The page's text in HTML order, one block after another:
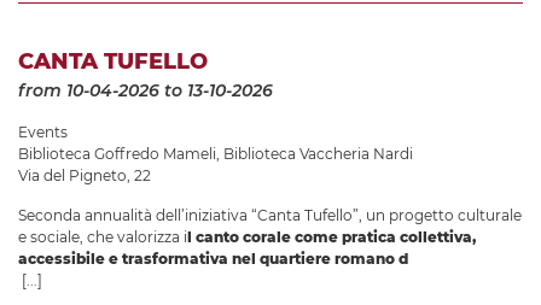
CANTA TUFELLO
from 10-04-2026 to 13-10-2026
Events
Biblioteca Goffredo Mameli, Biblioteca Vaccheria Nardi
Via del Pigneto, 22
Seconda annualità dell’iniziativa “Canta Tufello”, un progetto culturale
e sociale, che valorizza il canto corale come pratica collettiva,
accessibile e trasformativa nel quartiere romano d
[...]